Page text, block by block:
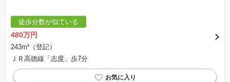
徒歩分数が似ている
480万円
243m²（登記）
ＪＲ高徳線「志度」歩7分